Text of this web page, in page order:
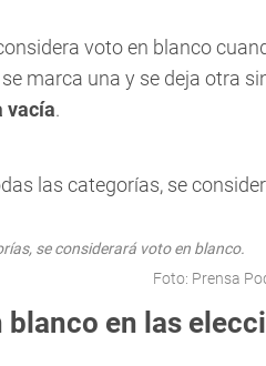
voto en blanco
se marca una y se deja otra
vacía.
se considerará voto en blanco.
Foto: Prensa
en las